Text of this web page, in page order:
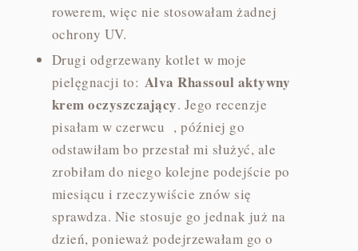
rowerem, więc nie stosowałam żadnej
ochrony UV.
Drugi odgrzewany kotlet w moje
pielęgnacji to: Alva Rhassoul aktywny
krem oczyszczający. Jego recenzje
pisałam w czerwcu , później go
odstawiłam bo przestał mi służyć, ale
zrobiłam do niego kolejne podejście po
miesiącu i rzeczywiście znów się
sprawdza. Nie stosuje go jednak już na
dzień, ponieważ podejrzewałam go o